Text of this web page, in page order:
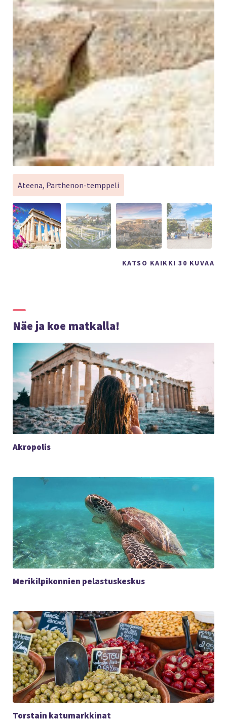
KATSO KAIKKI 30 KUVAA
Ateena, Parthenon-temppeli
Näe ja koe matkalla!
Akropolis
Merikilpikonnien pelastuskeskus
Torstain katumarkkinat